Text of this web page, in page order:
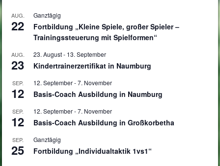
AUG.
22
Ganztägig
Fortbildung „Kleine Spiele, großer Spieler –
Trainingssteuerung mit Spielformen“
AUG.
23
23. August- 13. September
Kindertrainerzertifikat in Naumburg
SEP.
12
12. September-7. November
Basis-Coach Ausbildung in Naumburg
SEP.
12
12. September-7. November
Basis-Coach Ausbildung in Großkorbetha
SEP.
25
Ganztägig
Fortbildung „Individualtaktik 1vs1“